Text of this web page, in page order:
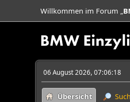
Willkommen im Forum „
06 August 2026, 07:06:18
Übersicht